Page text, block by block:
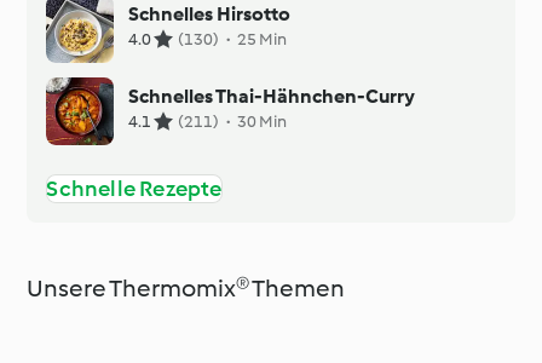
Schnelles Hirsotto
4.0 (130) · 25 Min
Schnelles Thai-Hähnchen-Curry
4.1 (211) · 30 Min
Schnelle Rezepte
Unsere Thermomix® Themen